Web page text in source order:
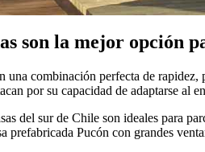
son la mejor opción
una combinación perfecta de
por su capacidad de adaptarse al
del sur de Chile son ideales para
prefabricada Pucón con grandes